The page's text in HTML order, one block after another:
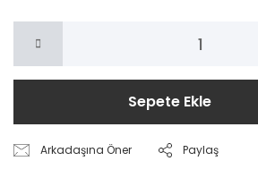
Sepete Ekle
Arkadaşına Öner Paylaş